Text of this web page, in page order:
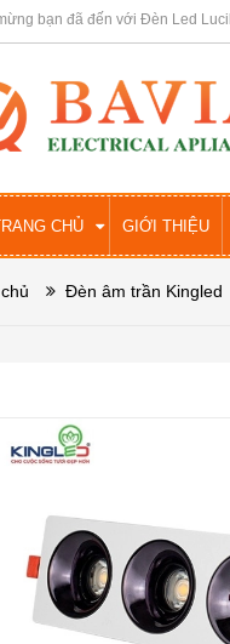
bạn đã đến với Đèn Led
CHỦ GIỚI THIỆU
Đèn âm trần Kingled